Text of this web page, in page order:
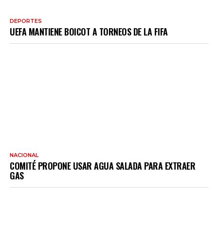
DEPORTES
UEFA MANTIENE BOICOT A TORNEOS DE LA FIFA
NACIONAL
COMITÉ PROPONE USAR AGUA SALADA PARA EXTRAER
GAS